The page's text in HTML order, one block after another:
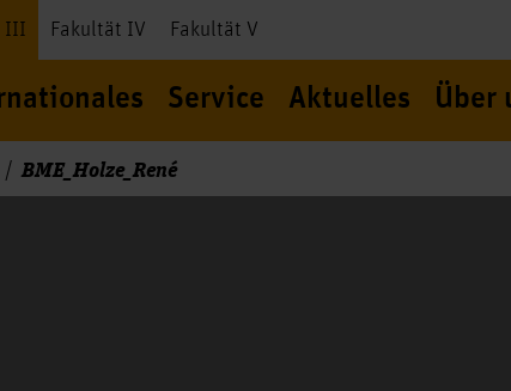
III Fakultät IV Fakultät V
Service Aktuelles Über
BME_Holze_René